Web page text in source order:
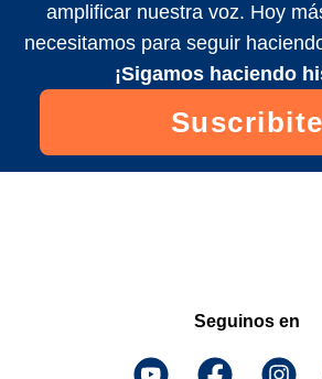
amplificar nuestra voz. Hoy
necesitamos para seguir
¡Sigamos haciendo
Suscribite
Seguinos en